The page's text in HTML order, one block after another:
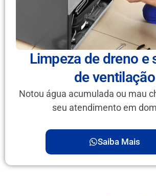
Limpeza de dreno e
de ventilação
Notou água acumulada ou mau
seu atendimento em
Saiba Mais